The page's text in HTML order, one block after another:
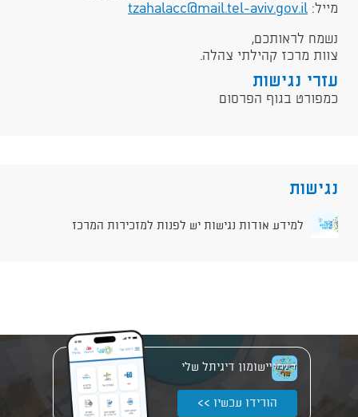
מייל: tzahalacc@mail.tel-aviv.gov.il
נשמח לראותכם,
צוות מרכז קהילתי צהלה.
עזרי נגישות
כמפורט בגוף הפרסום
נגישות
למידע אודות נגישות יש לפנות למזכירות המרכז
יישומון דיגיתל שלי
הורידו עכשיו >>